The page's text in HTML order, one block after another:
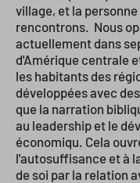
village, et la
rencontrons. Nous
actuellement dans
d'Amérique centrale
les habitants des
développées avec
que la narration
au leadership et le
économiqu. Cela
l'autosuffisance et à
de soi par la relation